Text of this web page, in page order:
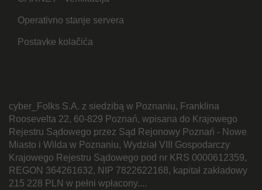
Operativno stanje servera
Postavke kolačića
cyber_Folks S.A. z siedzibą w Poznaniu, Franklina
Roosevelta 22, 60-829 Poznań, wpisana do Krajowego
Rejestru Sądowego przez Sąd Rejonowy Poznań - Nowe
Miasto i Wilda w Poznaniu, Wydział VIII Gospodarczy
Krajowego Rejestru Sądowego pod nr KRS 0000612359,
REGON 364261632, NIP 7822622168, kapitał zakładowy
215 228 PLN w pełni wpłacony....